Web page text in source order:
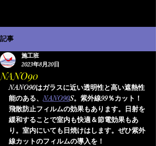
記事
NANO90
施工班
2023年8月20日
NANO90はガラスに近い透明性と高い遮熱性
能のある、NANO90S。紫外線99％カット！
飛散防止フィルムの効果もあります。日射を
緩和することで室内も快適＆節電効果もあ
り。室内にいても日焼けはします。ぜひ紫外
線カットのフィルムの導入を！